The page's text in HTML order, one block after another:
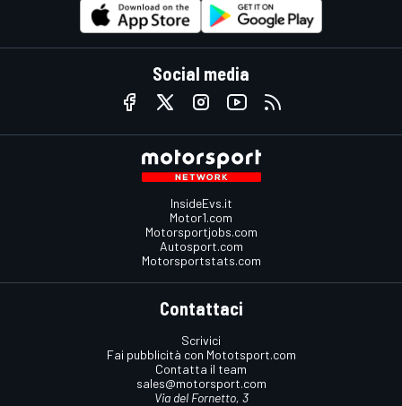
Social media
InsideEvs.it
Motor1.com
Motorsportjobs.com
Autosport.com
Motorsportstats.com
Contattaci
Scrivici
Fai pubblicità con Mototsport.com
Contatta il team
sales@motorsport.com
Via del Fornetto, 3